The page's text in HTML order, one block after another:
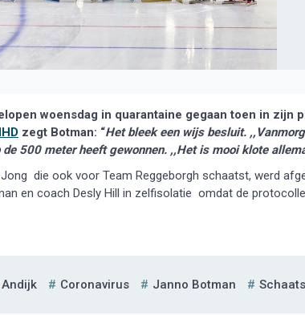
woensdag in quarantaine gegaan toen in zijn
zegt Botman: “Het bleek een wijs besluit.
de 500 meter heeft gewonnen. ,,Het is mooi klote
die ook voor Team Reggeborgh schaatst, werd
en coach Desly Hill in zelfisolatie omdat de
Andijk Coronavirus Janno Botman